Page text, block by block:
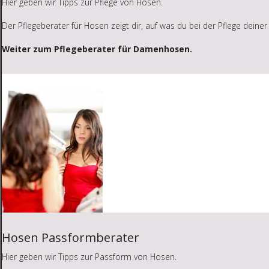
Hier geben wir Tipps zur Pflege von Hosen.
Der Pflegeberater für Hosen zeigt dir, auf was du bei der Pflege
Weiter zum Pflegeberater für Damenhosen.
Hosen Passformberater
Hier geben wir Tipps zur Passform von Hosen.